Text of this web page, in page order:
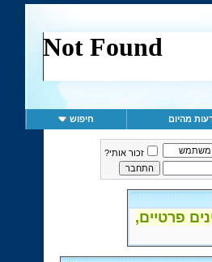
מהיום חיפוש
זכור אותי?
פרטיים,